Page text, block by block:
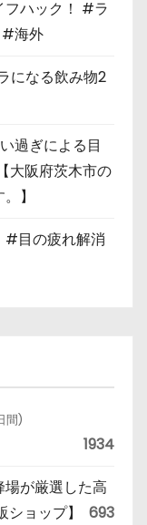
フハック！ #ラ
海外
になる飲み物2
過ぎによる目
大阪府茨木市の
】
#目の疲れ解消
間)
1934
が厳選した高
ョップ】
693